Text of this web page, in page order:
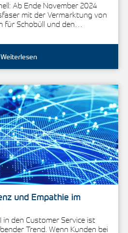
Ab Ende November 2024
mit der Vermarktung von
für Schobüll und den…
Weiterlesen
und Empathie im
in den Customer Service ist
Trend. Wenn Kunden bei